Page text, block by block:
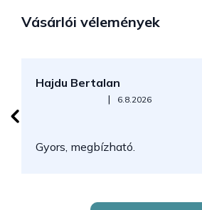
Vásárlói vélemények
Hajdu Bertalan
Az áruház értékelése 5-ből 5
| 6.8.2026
Gyors, megbízható.